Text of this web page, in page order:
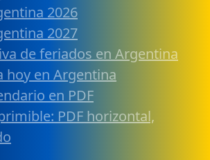
2026
2027
de feriados en Argentina
hoy en Argentina
en PDF
PDF horizontal,